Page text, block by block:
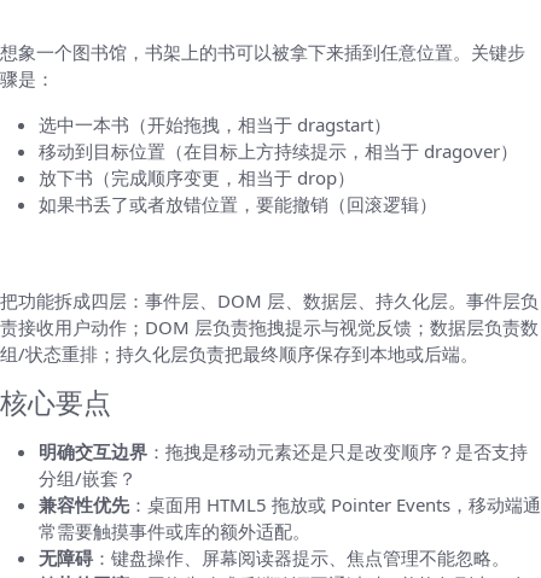
想象一个图书馆，书架上的书可以被拿下来插到任意位置。关键步
骤是：
选中一本书（开始拖拽，相当于 dragstart）
移动到目标位置（在目标上方持续提示，相当于 dragover）
放下书（完成顺序变更，相当于 drop）
如果书丢了或者放错位置，要能撤销（回滚逻辑）
把功能拆成四层：事件层、DOM 层、数据层、持久化层。事件层负
责接收用户动作；DOM 层负责拖拽提示与视觉反馈；数据层负责数
组/状态重排；持久化层负责把最终顺序保存到本地或后端。
核心要点
明确交互边界 ：拖拽是移动元素还是只是改变顺序？是否支持
分组/嵌套？
兼容性优先：桌面用 HTML5 拖放或 Pointer Events，移动端通
常需要触摸事件或库的额外适配。
无障碍：键盘操作、屏幕阅读器提示、焦点管理不能忽略。